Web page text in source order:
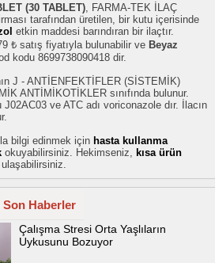
(30 TABLET), FARMA-TEK İLAÇ
tarafından üretilen, bir kutu içerisinde
etkin maddesi barındıran bir ilaçtır.
₺ satış fiyatıyla bulunabilir ve Beyaz
kodu 8699738090418 dir.
J - ANTİENFEKTİFLER (SİSTEMİK)
ANTİMİKOTİKLER sınıfında bulunur.
ve ATC adı voriconazole dır. İlacın
bilgi edinmek için hasta kullanma
okuyabilirsiniz. Hekimseniz, kısa ürün
ulaşabilirsiniz.
Son Haberler
Çalışma Stresi Orta Yaşlıların
Uykusunu Bozuyor